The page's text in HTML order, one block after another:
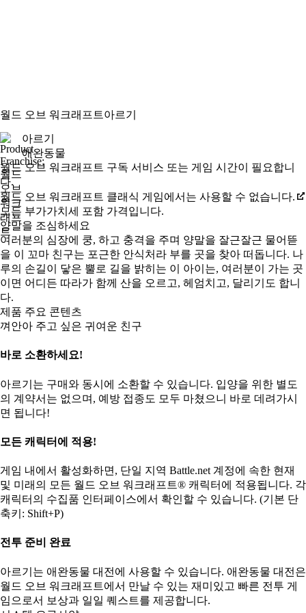
월드 오브 워크래프트아르기
아르기
애완동물
가격
Available actions
월드 오브 워크래프트 구독 서비스 또는 게임 시간이 필요합니
다.
월드 오브 워크래프트 클래식 게임에서는 사용할 수 없습니다.
모든 부가가치세 포함 가격입니다.
양말을 조심하세요
여러분의 심장에 쿵, 하고 충격을 주며 양말을 잘근잘근 물어뜯
을 이 꼬마 친구는 포근한 안식처라 부를 곳을 찾아 떠돕니다. 나
루의 손길이 닿은 뿔로 길을 밝히는 이 아이는, 여러분이 가는 곳
이면 어디든 따라가 함께 산을 오르고, 헤엄치고, 달리기도 합니
다.
제품 주요 콘텐츠
껴안아 주고 싶은 귀여운 친구
바로 소환하세요!
아르기는 구매와 동시에 소환할 수 있습니다. 입양을 위한 별도
의 계약서는 없으며, 예방 접종도 모두 마쳤으니 바로 데려가시
면 됩니다!
모든 캐릭터에 적용!
게임 내에서 활성화하면, 단일 지역 Battle.net 계정에 속한 현재
및 미래의 모든 월드 오브 워크래프트® 캐릭터에 적용됩니다. 각
캐릭터의 수집품 인터페이스에서 확인할 수 있습니다. (기본 단
축키: Shift+P)
전투 준비 완료
아르기는 애완동물 대전에 사용할 수 있습니다. 애완동물 대전은
월드 오브 워크래프트에서 만날 수 있는 재미있고 빠른 전투 게
임으로서 보상과 일일 퀘스트를 제공합니다.